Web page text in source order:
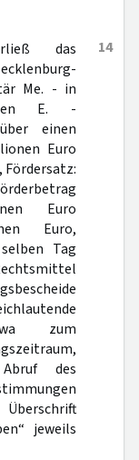
14
das
Me. - in
E. -
einen
Euro
Euro
Euro,
Tag
zum
des
jeweils